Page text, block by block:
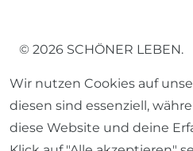
© 2026 SCHÖNER LEBEN.
Wir nutzen Cookies auf
diesen sind essenziell,
diese Website und deine